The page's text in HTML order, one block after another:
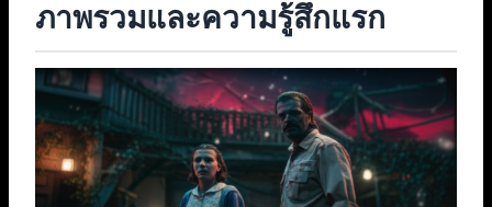
ภาพรวมและความรู้สึกแรก